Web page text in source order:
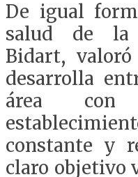
De igual
salud de la
Bidart,
desarrolla
área con
constante y
claro objetivo